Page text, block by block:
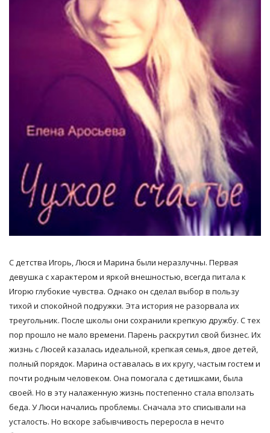
С детства Игорь, Люся и Марина были неразлучны. Первая
девушка с характером и яркой внешностью, всегда питала к
Игорю глубокие чувства. Однако он сделал выбор в пользу
тихой и спокойной подружки. Эта история не разорвала их
треугольник. После школы они сохранили крепкую дружбу. С тех
пор прошло не мало времени. Парень раскрутил свой бизнес. Их
жизнь с Люсей казалась идеальной, крепкая семья, двое детей,
полный порядок. Марина оставалась в их кругу, частым гостем и
почти родным человеком. Она помогала с детишками, была
своей. Но в эту налаженную жизнь постепенно стала вползать
беда. У Люси начались проблемы. Сначала это списывали на
усталость. Но вскоре забывчивость переросла в нечто